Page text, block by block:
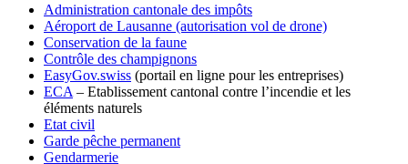
Administration cantonale des impôts
Aéroport de Lausanne (autorisation vol de drone)
Conservation de la faune
Contrôle des champignons
EasyGov.swiss (portail en ligne pour les entreprises)
ECA – Etablissement cantonal contre l’incendie et les
éléments naturels
Etat civil
Garde pêche permanent
Gendarmerie